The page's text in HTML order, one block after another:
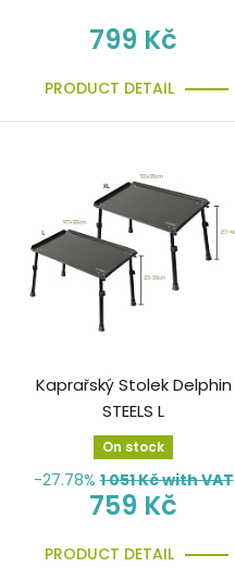
799 Kč
PRODUCT DETAIL
Kaprařský Stolek Delphin
STEELS L
On stock
-27.78% 1 051Kč with VAT
759 Kč
PRODUCT DETAIL